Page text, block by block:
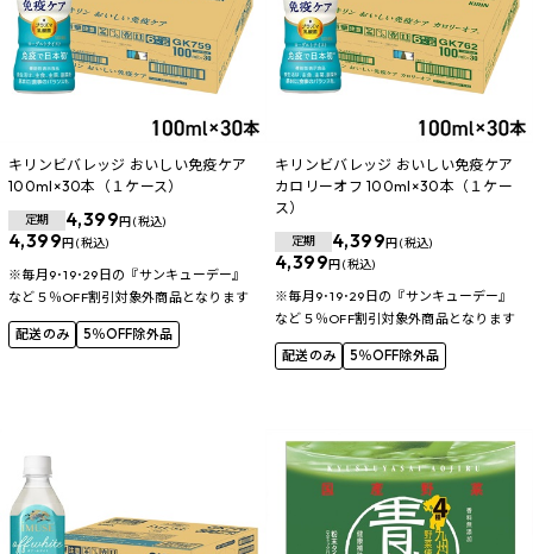
キリンビバレッジ おいしい免疫ケア
100ml×30本（１ケース）
定期 4,399円 (税込)
4,399円 (税込)
※毎月9･19･29日の『サンキューデー』
など５％OFF割引対象外商品となります
配送のみ 5％OFF除外品
キリンビバレッジ おいしい免疫ケア
カロリーオフ 100ml×30本（１ケー
ス）
定期 4,399円 (税込)
4,399円 (税込)
※毎月9･19･29日の『サンキューデー』
など５％OFF割引対象外商品となります
配送のみ 5％OFF除外品